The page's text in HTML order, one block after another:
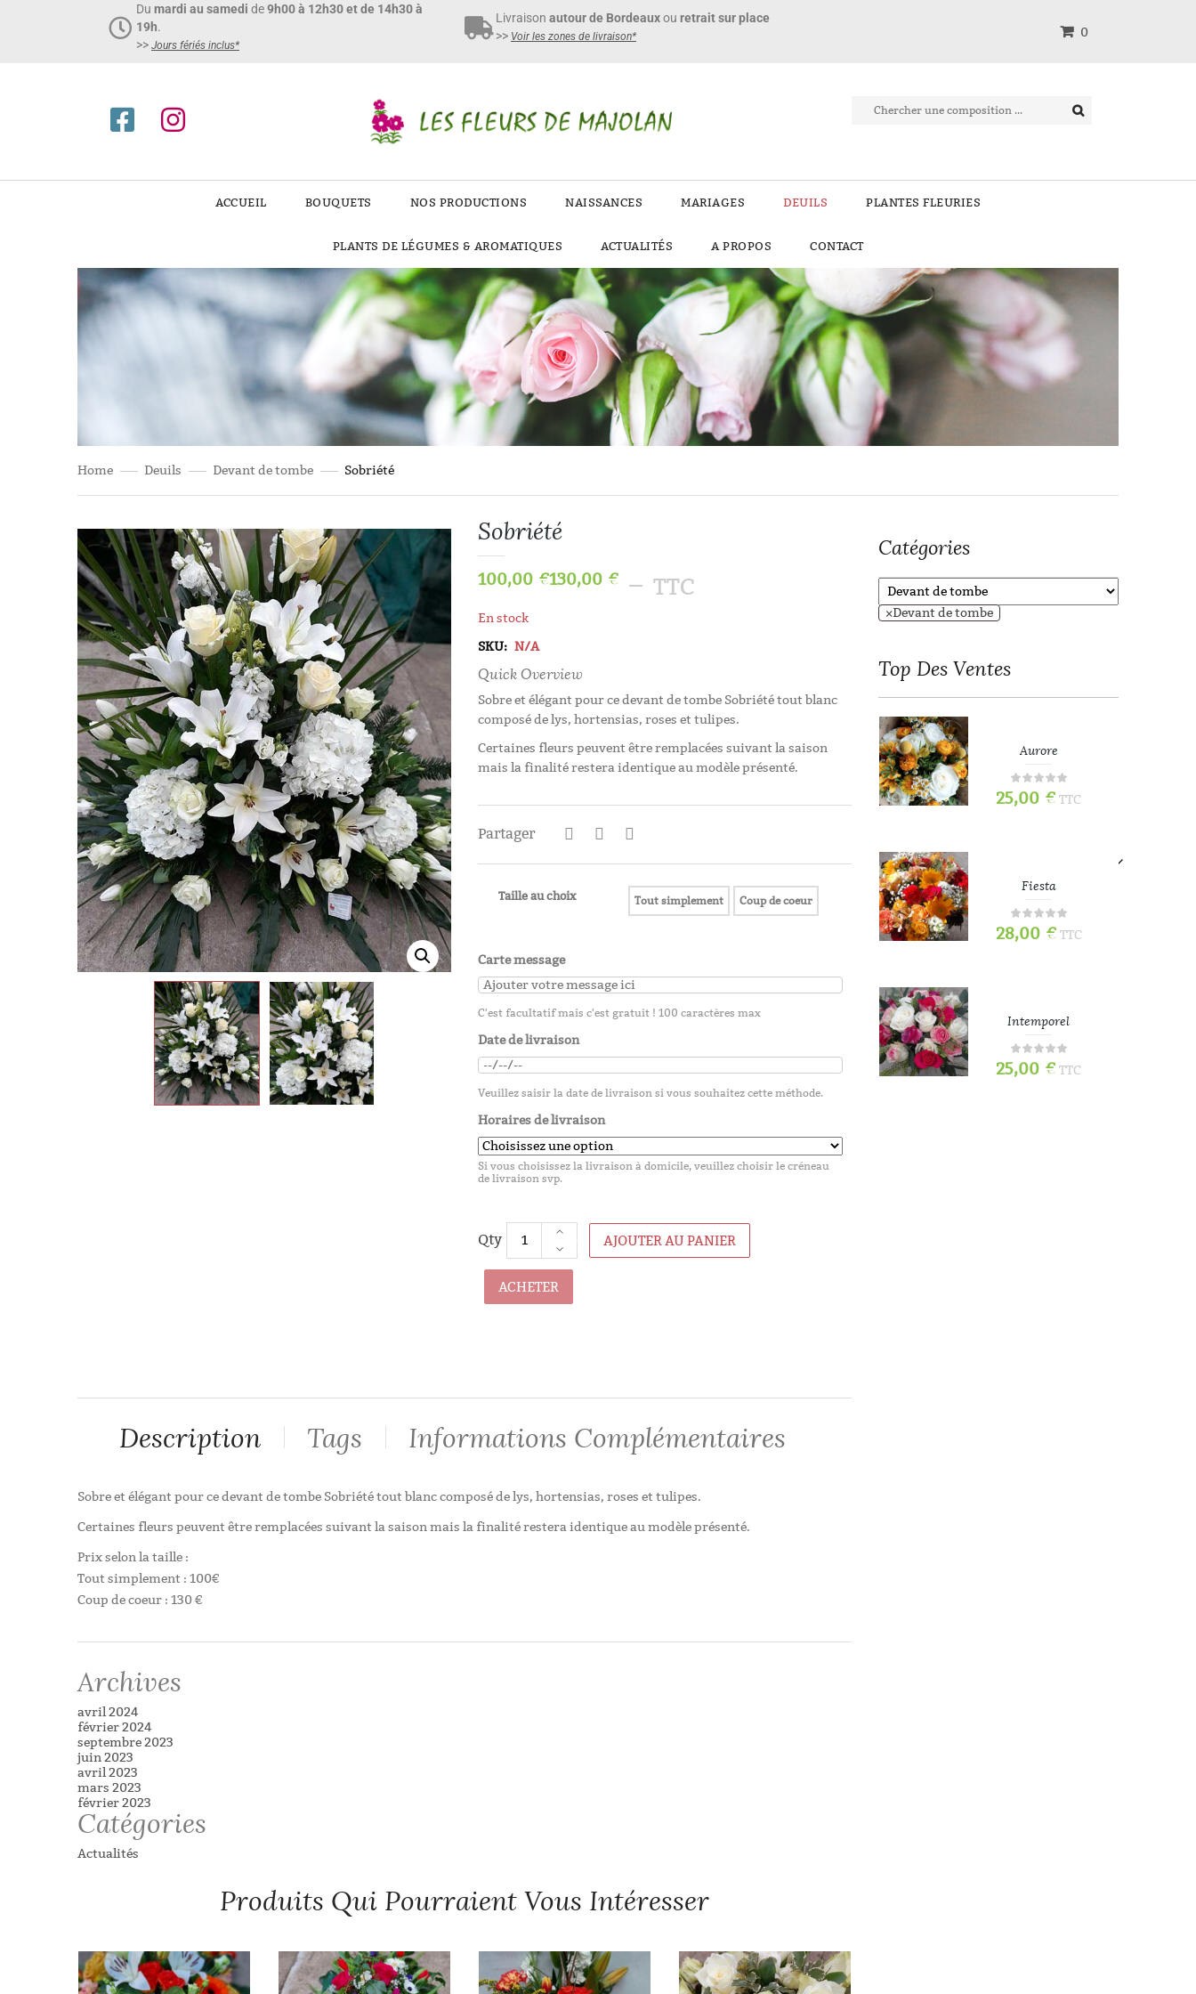
Du mardi au samedi de9h00 à 12h30 et de 14h30 à
19h.
>> Jours fériés inclus*​
Livraison autour de Bordeauxou retrait sur place
>> Voir les zones de livraison* 0
ACCUEIL BOUQUETS NOS PRODUCTIONS NAISSANCES MARIAGES DEUILS PLANTES FLEURIES
PLANTS DE LÉGUMES & AROMATIQUES ACTUALITÉS A PROPOS CONTACT
Home Deuils Devant de tombe Sobriété
Sobriété
100,00 € –
130,00 € TTC
En stock
SKU: N/A
Quick Overview
Sobre et élégant pour ce devant de tombe Sobriété tout blanc
composé de lys, hortensias, roses et tulipes.
Certaines fleurs peuvent être remplacées suivant la saison
mais la finalité restera identique au modèle présenté.
Partager
Taille au choix Tout simplement Coup de coeur
Carte message
C'est facultatif mais c'est gratuit ! 100 caractères max
Date de livraison
Veuillez saisir la date de livraison si vous souhaitez cette méthode.
Horaires de livraison
Si vous choisissez la livraison à domicile, veuillez choisir le créneau
de livraison svp.
AJOUTER AU PANIER
ACHETER
Description Tags Informations Complémentaires
Sobre et élégant pour ce devant de tombe Sobriété tout blanc composé de lys, hortensias, roses et tulipes.
Certaines fleurs peuvent être remplacées suivant la saison mais la finalité restera identique au modèle présenté.
Prix selon la taille :
Tout simplement : 100€
Coup de coeur : 130 €
Archives
avril 2024
février 2024
septembre 2023
juin 2023
avril 2023
mars 2023
février 2023
Catégories
Actualités
Produits Qui Pourraient Vous Intéresser
Catégories
×Devant de tombe
Top Des Ventes
Histoires D’autrefois
Christine
Diane
25,00€ TTC
Aurore
25,00 € TTC
Fiesta
28,00 € TTC
Intemporel
25,00 € TTC